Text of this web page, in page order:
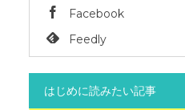
Facebook
Feedly
はじめに読みたい記事